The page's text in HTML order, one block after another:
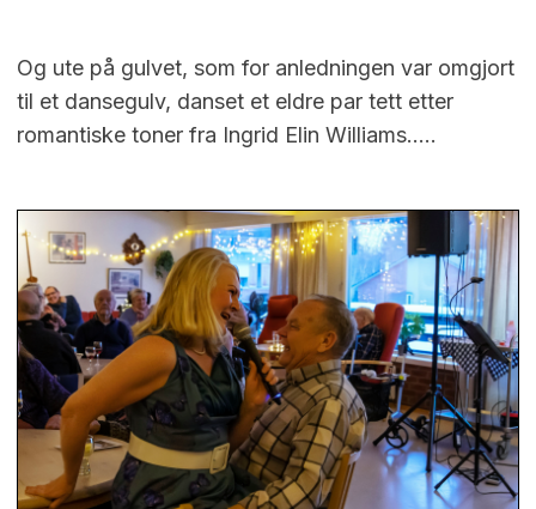
Og ute på gulvet, som for anledningen var omgjort
til et dansegulv, danset et eldre par tett etter
romantiske toner fra Ingrid Elin Williams…..